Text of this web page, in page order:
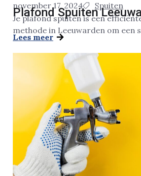
november 17, 2024 Spuiten
Plafond Spuiten
Je plafond spuiten is een
methode in Leeuwarden om een
Lees meer